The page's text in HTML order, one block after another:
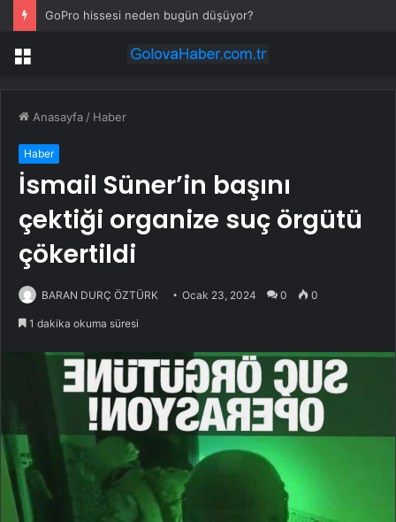
GoPro hissesi neden bugün düşüyor?
Menü
Anasayfa / Haber
Haber
İsmail Süner’in başını
çektiği organize suç örgütü
çökertildi
BARAN DURÇ ÖZTÜRK Ocak 23, 2024 0 0
1 dakika okuma süresi